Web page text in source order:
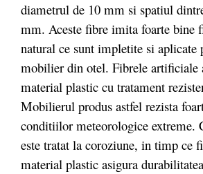
diametrul de 10 mm si spatiul
mm. Aceste fibre imita foarte bine
natural ce sunt impletite si aplicate
mobilier din otel. Fibrele artificiale
material plastic cu tratament
Mobilierul produs astfel rezista
conditiilor meteorologice extreme.
este tratat la coroziune, in timp ce
material plastic asigura